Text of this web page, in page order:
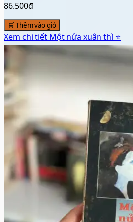
86.500đ
🛒 Thêm vào giỏ
Xem chi tiết Một nửa xuân thì ⭐